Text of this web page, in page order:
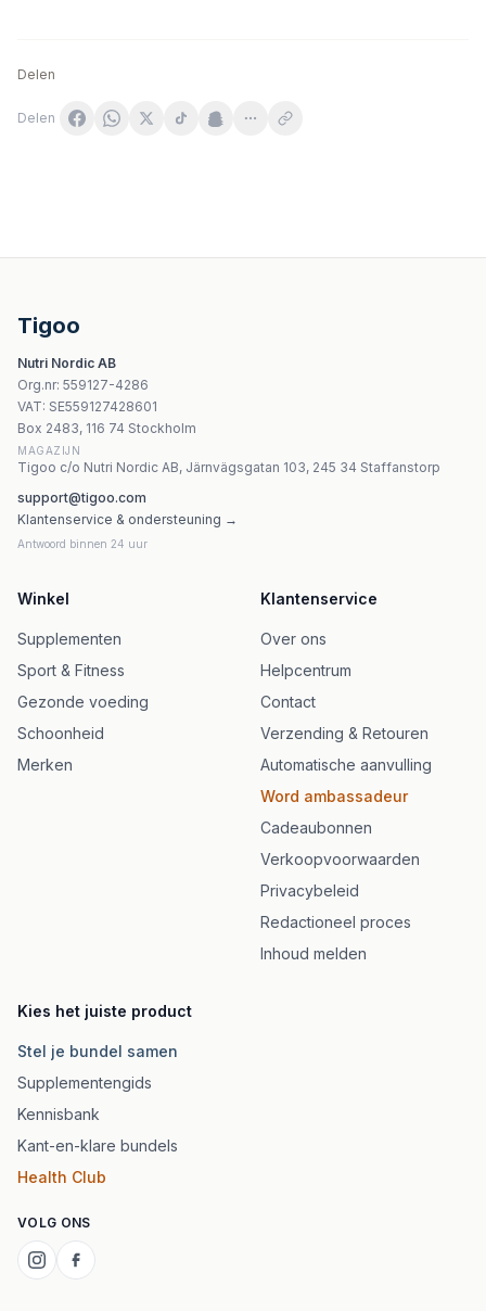
Delen
Delen
Swanson MSM Methylsulfonylmethane 1000mg kapslar
Yango MSM - 100g Pulver
Dr. Mercola MSM Sulfur Complex 60 kapslar
Holland & Barrett Gentle Iron - 90 Vcaps
Tigoo
Nutri Nordic AB
Org.nr: 559127-4286
VAT: SE559127428601
Box 2483, 116 74 Stockholm
MAGAZIJN
Tigoo c/o Nutri Nordic AB, Järnvägsgatan 103, 245 34 Staffanstorp
support@tigoo.com
Klantenservice & ondersteuning →
Antwoord binnen 24 uur
Winkel
Supplementen
Sport & Fitness
Gezonde voeding
Schoonheid
Merken
Klantenservice
Over ons
Helpcentrum
Contact
Verzending & Retouren
Automatische aanvulling
Word ambassadeur
Cadeaubonnen
Verkoopvoorwaarden
Privacybeleid
Redactioneel proces
Inhoud melden
Kies het juiste product
Stel je bundel samen
Supplementengids
Kennisbank
Kant-en-klare bundels
Health Club
VOLG ONS